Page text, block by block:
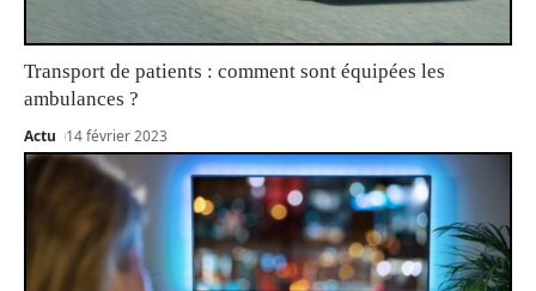
Transport de patients : comment sont équipées les
ambulances ?
Actu 14 février 2023